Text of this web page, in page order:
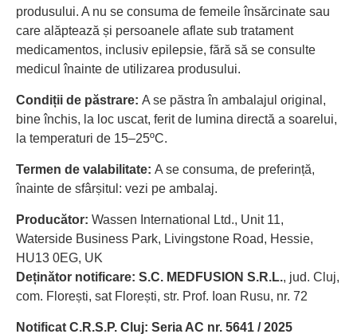
produsului. A nu se consuma de femeile însărcinate sau
care alăptează și persoanele aflate sub tratament
medicamentos, inclusiv epilepsie, fără să se consulte
medicul înainte de utilizarea produsului.
Condiții de păstrare: A se păstra în ambalajul original,
bine închis, la loc uscat, ferit de lumina directă a soarelui,
la temperaturi de 15–25ºC.
Termen de valabilitate: A se consuma, de preferință,
înainte de sfârșitul: vezi pe ambalaj.
Producător: Wassen International Ltd., Unit 11,
Waterside Business Park, Livingstone Road, Hessie,
HU13 0EG, UK
Deținător notificare: S.C. MEDFUSION S.R.L., jud. Cluj,
com. Florești, sat Florești, str. Prof. Ioan Rusu, nr. 72
Notificat C.R.S.P. Cluj: Seria AC nr. 5641 / 2025